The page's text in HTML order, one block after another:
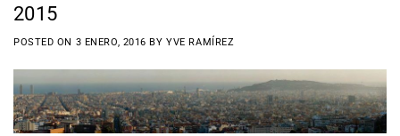
2015
POSTED ON 3 ENERO, 2016 BYYVE RAMÍREZ